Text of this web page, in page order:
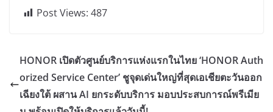
Post Views: 487
HONOR เปิดตัวศูนย์บริการแห่งแรกในไทย ‘HONOR Auth
orized Service Center’ ชูจุดเด่นใหญ่ที่สุดเอเชียตะวันออก
เฉียงใต้ ผสาน AI ยกระดับบริการ มอบประสบการณ์พรีเมีย